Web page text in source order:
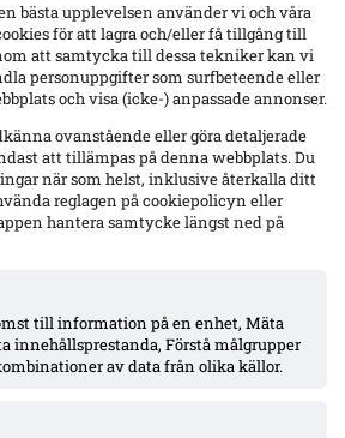
bästa upplevelsen använder vi och våra
för att lagra och/eller få tillgång till
att samtycka till dessa tekniker kan vi
personuppgifter som surfbeteende eller
och visa (icke-) anpassade annonser.
ovanstående eller göra detaljerade
att tillämpas på denna webbplats. Du
när som helst, inklusive återkalla ditt
reglagen på cookiepolicyn eller
hantera samtycke längst ned på
till information på en enhet, Mäta
innehållsprestanda, Förstå målgrupper
av data från olika källor.
Möller för dyr
bekräftar att Mjällby fått nej från ett spår och
Möller på grund av pris. Jakten på
pågår, med fönstret öppet till 31